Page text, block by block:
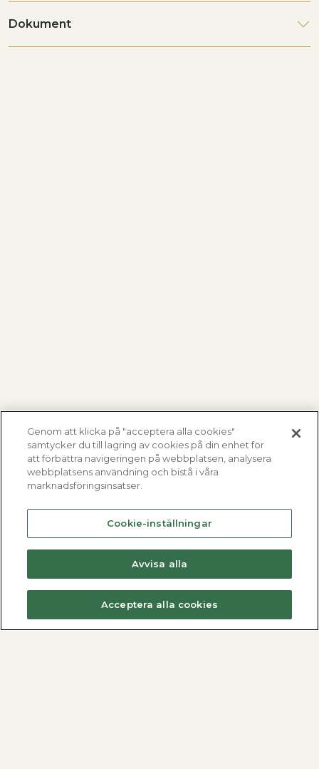
Dokument
Fjärrvärmecentraler Varmvattenberedare
Genom att klicka på "acceptera alla cookies"
samtycker du till lagring av cookies på din enhet för
att förbättra navigeringen på webbplatsen, analysera
webbplatsens användning och bistå i våra
marknadsföringsinsatser.
Cookie-inställningar
Avvisa alla
Acceptera alla cookies